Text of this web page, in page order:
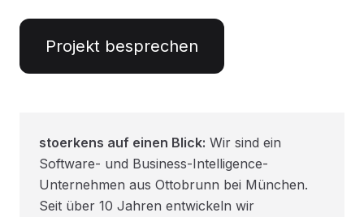
Projekt besprechen
stoerkens auf einen Blick: Wir sind ein
Software- und Business-Intelligence-
Unternehmen aus Ottobrunn bei München.
Seit über 10 Jahren entwickeln wir